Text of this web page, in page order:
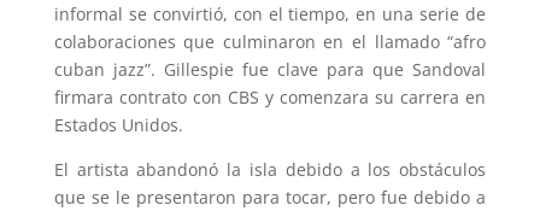
informal se convirtió, con el tiempo, en una serie de
colaboraciones que culminaron en el llamado “afro
cuban jazz”. Gillespie fue clave para que Sandoval
firmara contrato con CBS y comenzara su carrera en
Estados Unidos.
El artista abandonó la isla debido a los obstáculos
que se le presentaron para tocar, pero fue debido a